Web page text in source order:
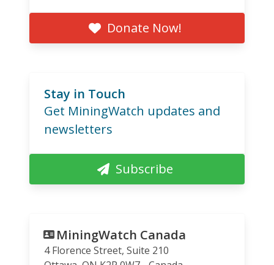
Donate Now!
Stay in Touch
Get MiningWatch updates and
newsletters
Subscribe
MiningWatch Canada
4 Florence Street, Suite 210